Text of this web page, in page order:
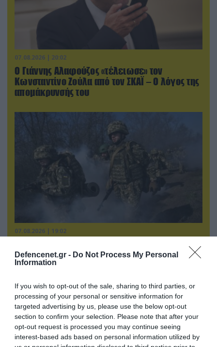
Defencenet.gr - Do Not Process My Personal
Information
If you wish to opt-out of the sale, sharing to third parties, or
processing of your personal or sensitive information for
targeted advertising by us, please use the below opt-out
section to confirm your selection. Please note that after your
opt-out request is processed you may continue seeing
interest-based ads based on personal information utilized by
07.08.2026 | 20:02
Ο Γιάννης Αλαφούζος «τέλειωσε» τον
Κωνσταντίνο Ζούλα από τον ΣΚΑΪ – Ο λόγος της
απομάκρυνσής του
07.08.2026 | 19:02
αντεπίθεση στο Κολομίγτσι: Δείτε το πριν & το
μετά της προσπάθειάς τους (βίντεο)